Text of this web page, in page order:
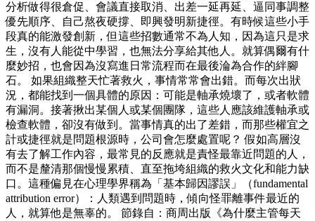
分析做得很倉促、會議直接取消、出差一延再延、逼同事調整
優先順序、自己熬夜硬撐、即興發明新捷徑。有時候這些小手
段真的能激發創新，但這些招數通常不為人知，因為這只是求
生，沒有人能從中學習，也無法分享給其他人。就算偶爾有什
麼妙招，也會因為沒寫進日常流程而在最後淪為合作的絆腳
石。 如果組織整天忙著救火，事情常常會出錯。而每次出狀
況，都能找到一個具體的原因：可能是軸承燒壞了，或者軟體
有漏洞。接著揪出某個人或某個團隊，這些人應該維護軸承或
檢查軟體，卻沒有做到。當事情真的出了差錯，而那些權宜之
計或捷徑就是問題根源時，公司會怎麼處置呢？ 假如高層沒
有去了解工作內容，最常見的反應就是責怪最靠近問題的人，
而不是釐清那個慢慢累積、直至拖垮組織的救火文化和能力缺
口。這種偏見在心理學界稱為「基本歸因謬誤」（fundamental
attribution error）：人類遇到問題時，傾向怪罪離事件最近的
人，就算他是無辜的。 節錄自：商周出版《為什麼主管每天